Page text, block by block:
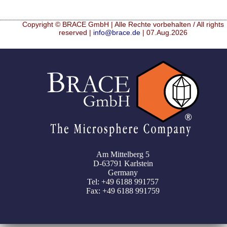
Copyright © BRACE GmbH | Alle Rechte vorbehalten / All rights
reserved | info@brace.de| 07.Aug.2026
Am Mittelberg 5
D-63791 Karlstein
Germany
Tel: +49 6188 991757
Fax: +49 6188 991759